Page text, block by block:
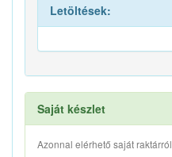
Letöltések:
Saját készlet
Azonnal elérhető saját raktárról